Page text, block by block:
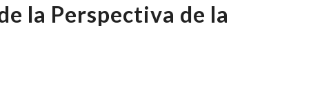
la Perspectiva de la